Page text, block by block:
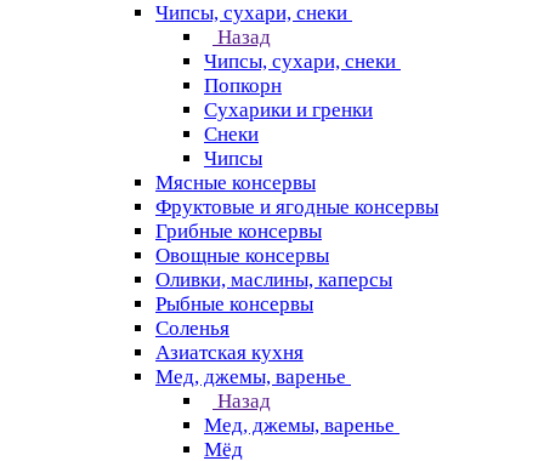
Чипсы, сухари, снеки
Назад
Чипсы, сухари, снеки
Попкорн
Сухарики и гренки
Снеки
Чипсы
Мясные консервы
Фруктовые и ягодные консервы
Грибные консервы
Овощные консервы
Оливки, маслины, каперсы
Рыбные консервы
Соленья
Азиатская кухня
Мед, джемы, варенье
Назад
Мед, джемы, варенье
Мёд